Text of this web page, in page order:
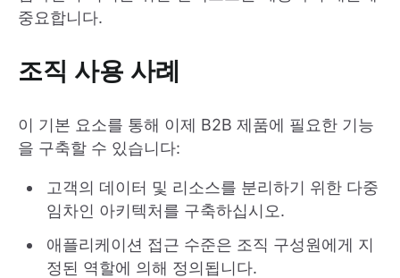
중요합니다.
조직 사용 사례
이 기본 요소를 통해 이제 B2B 제품에 필요한 기능
을 구축할 수 있습니다:
고객의 데이터 및 리소스를 분리하기 위한 다중
임차인 아키텍처를 구축하십시오.
애플리케이션 접근 수준은 조직 구성원에게 지
정된 역할에 의해 정의됩니다.